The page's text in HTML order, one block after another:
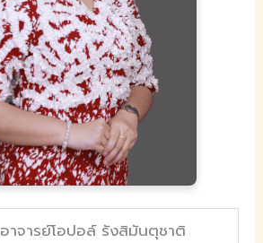
อาจารย์โอปอล์ รังสิมันตุชาติ